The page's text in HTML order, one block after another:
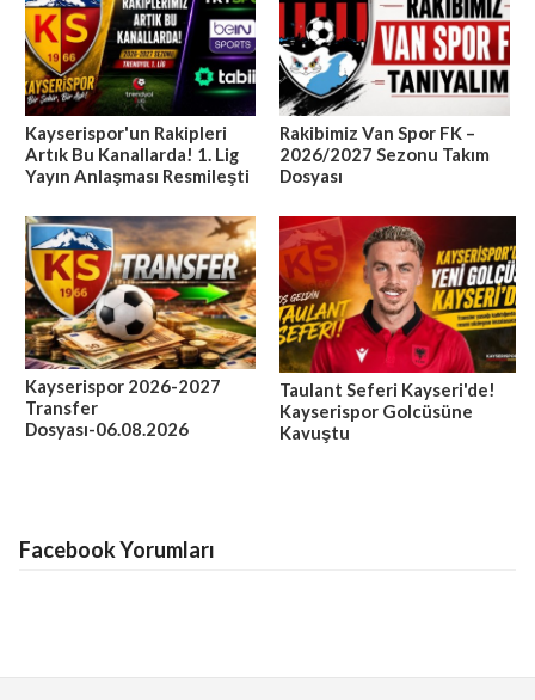
Kayserispor'un Rakipleri
Artık Bu Kanallarda! 1. Lig
Yayın Anlaşması Resmileşti
Rakibimiz Van Spor FK –
2026/2027 Sezonu Takım
Dosyası
Kayserispor 2026-2027
Transfer
Dosyası-06.08.2026
Taulant Seferi Kayseri'de!
Kayserispor Golcüsüne
Kavuştu
Facebook Yorumları